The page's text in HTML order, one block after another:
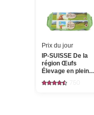
Prix du jour
IP-SUISSE De la
région Œufs
Élevage en plein
air